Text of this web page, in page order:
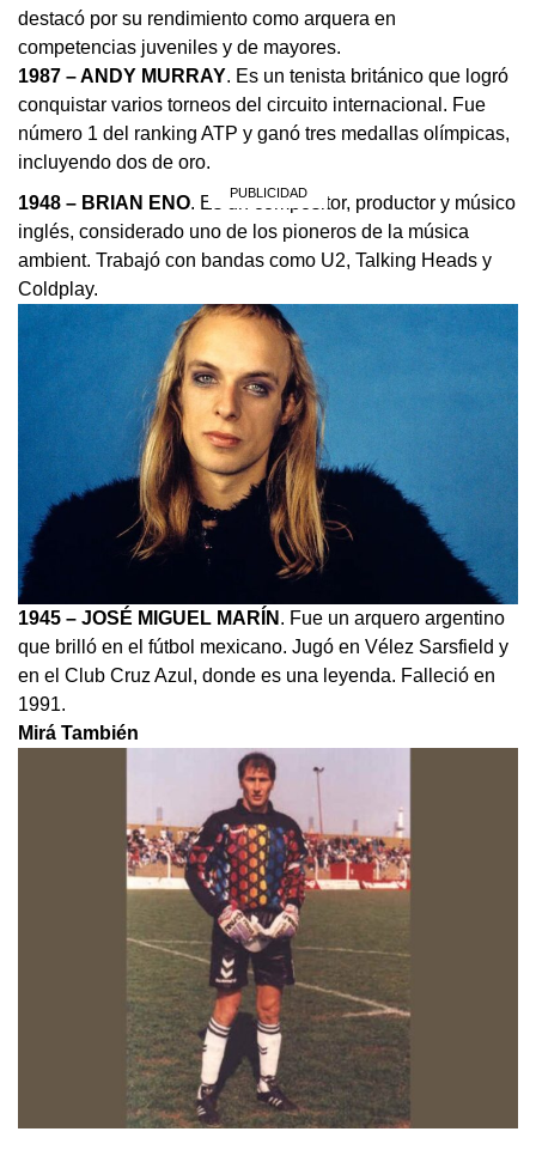
destacó por su rendimiento como arquera en
competencias juveniles y de mayores.
1987 – ANDY MURRAY. Es un tenista británico que logró
conquistar varios torneos del circuito internacional. Fue
número 1 del ranking ATP y ganó tres medallas olímpicas,
incluyendo dos de oro.
1948 – BRIAN ENO. Es un compositor, productor y músico
inglés, considerado uno de los pioneros de la música
ambient. Trabajó con bandas como U2, Talking Heads y
Coldplay.
1945 – JOSÉ MIGUEL MARÍN . Fue un arquero argentino
que brilló en el fútbol mexicano. Jugó en Vélez Sarsfield y
en el Club Cruz Azul, donde es una leyenda. Falleció en
1991.
Mirá También